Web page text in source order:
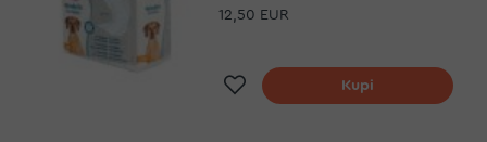
12,50 EUR
Dodaj na listu želja
Kupi